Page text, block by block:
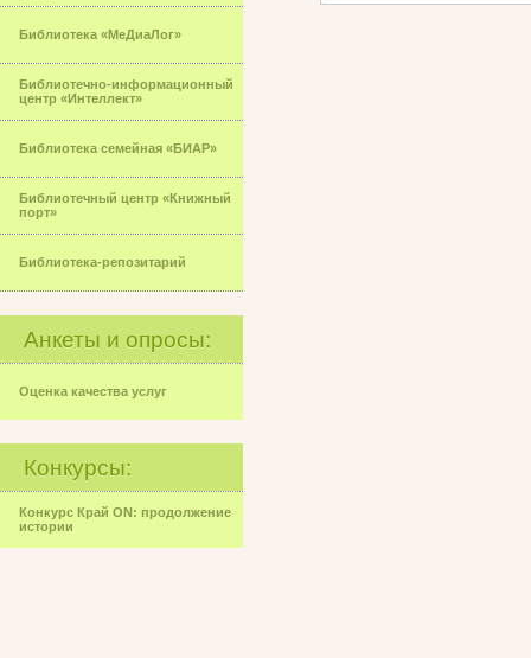
Библиотека «МеДиаЛог»
Библиотечно-информационный
центр «Интеллект»
Библиотека семейная «БИАР»
Библиотечный центр «Книжный
порт»
Библиотека-репозитарий
Анкеты и опросы:
Оценка качества услуг
Конкурсы:
Конкурс Край ON: продолжение
истории